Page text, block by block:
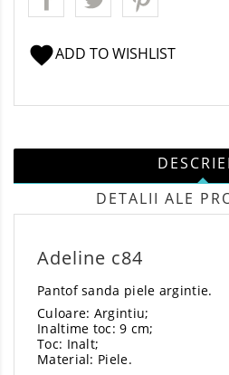
favoriteADD TO WISHLIST
DETALII ALE
Adeline c84
Pantof sanda piele argintie.
Culoare: Argintiu;
Inaltime toc: 9 cm;
Toc: Inalt;
Material: Piele.